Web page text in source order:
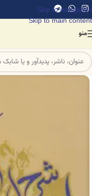
Skip to navigation
Skip to main content
منو